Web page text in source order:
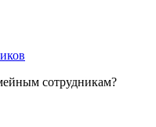
сотрудникам?